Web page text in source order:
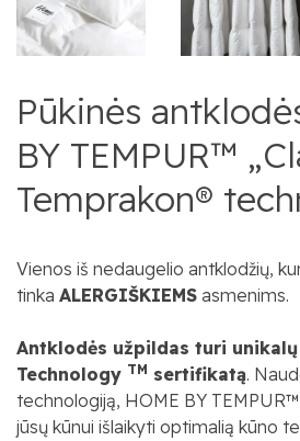
Pūkinės
BY TEMPUR™
Temprakon®
Vienos iš nedaugelio antklodžių,
tinka ALERGIŠKIEMS asmenims.
Antklodės užpildas turi unikalų
Technology TM sertifikatą.
technologiją, HOME BY
jūsų kūnui išlaikyti optimalią kūno